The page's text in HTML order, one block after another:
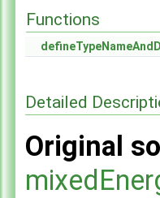
Functions
Detailed
Original